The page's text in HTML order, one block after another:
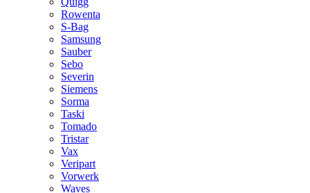
Rowenta
S-Bag
Samsung
Sauber
Sebo
Severin
Siemens
Sorma
Taski
Tomado
Tristar
Vax
Veripart
Vorwerk
Waves